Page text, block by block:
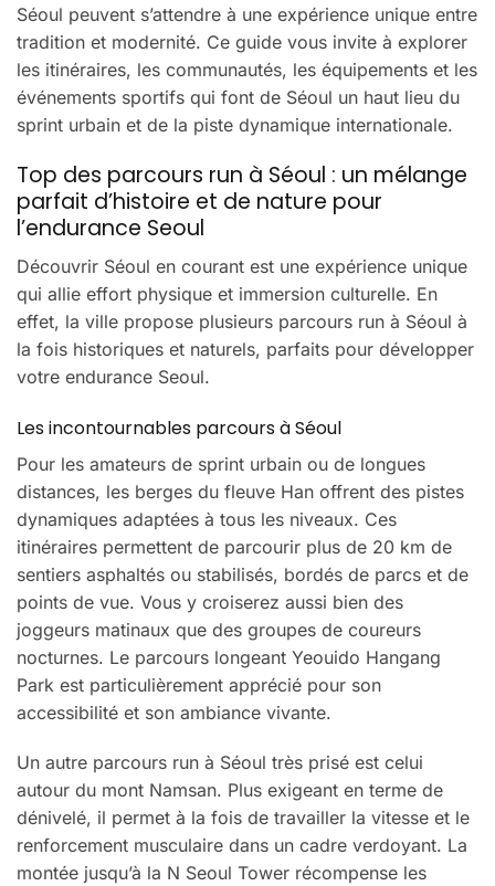
Séoul peuvent s’attendre à une expérience unique entre
tradition et modernité. Ce guide vous invite à explorer
les itinéraires, les communautés, les équipements et les
événements sportifs qui font de Séoul un haut lieu du
sprint urbain et de la piste dynamique internationale.
Top des parcours run à Séoul : un mélange
parfait d’histoire et de nature pour
l’endurance Seoul
Découvrir Séoul en courant est une expérience unique
qui allie effort physique et immersion culturelle. En
effet, la ville propose plusieurs parcours run à Séoul à
la fois historiques et naturels, parfaits pour développer
votre endurance Seoul.
Les incontournables parcours à Séoul
Pour les amateurs de sprint urbain ou de longues
distances, les berges du fleuve Han offrent des pistes
dynamiques adaptées à tous les niveaux. Ces
itinéraires permettent de parcourir plus de 20 km de
sentiers asphaltés ou stabilisés, bordés de parcs et de
points de vue. Vous y croiserez aussi bien des
joggeurs matinaux que des groupes de coureurs
nocturnes. Le parcours longeant Yeouido Hangang
Park est particulièrement apprécié pour son
accessibilité et son ambiance vivante.
Un autre parcours run à Séoul très prisé est celui
autour du mont Namsan. Plus exigeant en terme de
dénivelé, il permet à la fois de travailler la vitesse et le
renforcement musculaire dans un cadre verdoyant. La
montée jusqu’à la N Seoul Tower récompense les